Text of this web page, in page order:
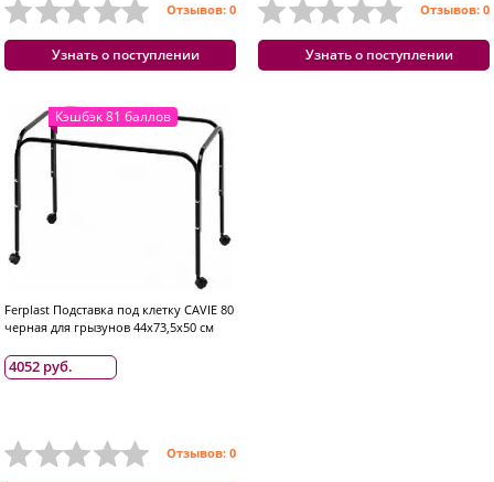
Отзывов: 0
Узнать о поступлении
Отзывов: 0
Узнать о поступлении
Кэшбэк 81 баллов
Ferplast Подставка под клетку CAVIE 80
черная для грызунов 44х73,5х50 см
4052 руб.
Отзывов: 0